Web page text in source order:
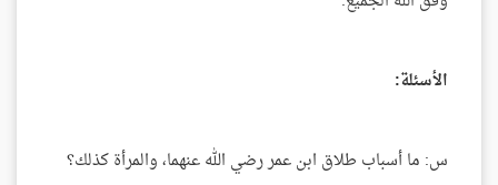
الأسئلة:
س: ما أسباب طلاق ابن عمر رضي الله عنهما، والمرأة كذلك؟